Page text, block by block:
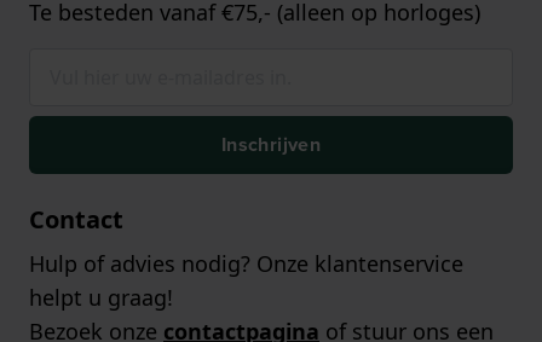
Te besteden vanaf €75,- (alleen op horloges)
Inschrijven
Contact
Hulp of advies nodig? Onze klantenservice
helpt u graag!
Bezoek onze contactpagina of stuur ons een